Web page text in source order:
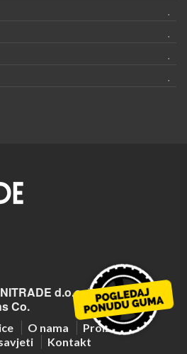
d.o.o.| Optimizacija i
Co.
O nama
Proizvodi
Kontakt